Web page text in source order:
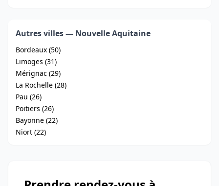
Autres villes — Nouvelle Aquitaine
Bordeaux (50)
Limoges (31)
Mérignac (29)
La Rochelle (28)
Pau (26)
Poitiers (26)
Bayonne (22)
Niort (22)